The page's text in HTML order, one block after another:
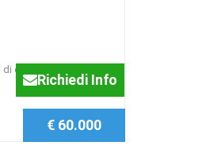
cui al piano terra
Richiedi Info
€ 60.000